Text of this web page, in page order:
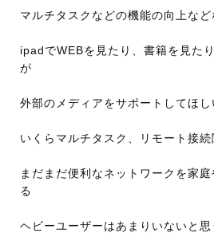
マルチタスクなどの機能の向上など
ipadでWEBを見たり、書籍を見た
が
外部のメディアをサポートしてほし
いくらマルチタスク、リモート接
まだまだ便利なネットワークを家
る
ヘビーユーザーはあまりいないと思